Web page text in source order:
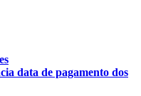
data de pagamento dos